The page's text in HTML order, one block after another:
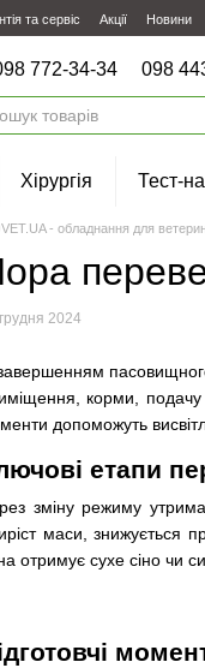
та сервіс Акції Новини
772-34-34 098
Хірургія Тест-
- обладнання для
2024
корми, подачу
допоможуть
етапи
зміну режиму
маси, знижується
отримує сухе сіно чи